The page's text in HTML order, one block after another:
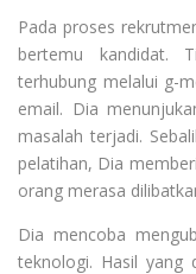
Pada proses
bertemu kandidat.
terhubung melalui g-
email. Dia
masalah terjadi.
pelatihan, Dia
orang merasa
Dia mencoba
teknologi. Hasil yang